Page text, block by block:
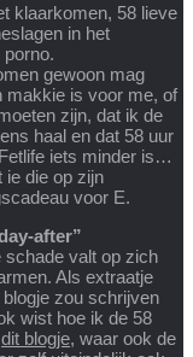
klaarkomen, 58 lieve
in het
gewoon mag
makkie is voor me, of
zijn, dat ik de
haal en dat 58 uur
iets minder is…
ie die op zijn
voor E.
after”
schade valt op zich
Als extraatje
zou schrijven
wist hoe ik de 58
dit blogje, waar ook de